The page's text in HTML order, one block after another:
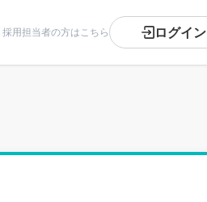
採用担当者の方はこちら ログイン